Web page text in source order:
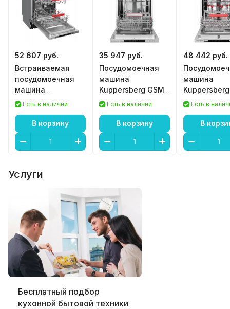
52 607 руб.
Встраиваемая
посудомоечная
машина
Kuppersberg GLM
Есть в наличии
В корзину
35 947 руб.
Посудомоечная
машина
Kuppersberg GSM
4572Есть в наличии
В корзину
48 442 руб.
машина
4575Есть в
В
Услуги
Бесплатный подбор
кухонной бытовой техники